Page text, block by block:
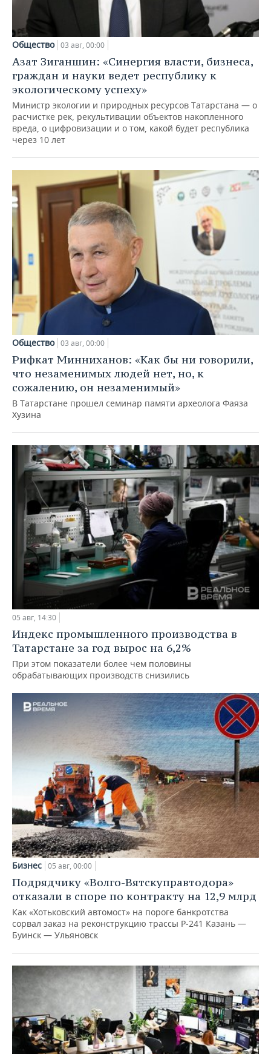
Общество 03 авг, 00:00
Азат Зиганшин: «Синергия власти, бизнеса,
граждан и науки ведет республику к
экологическому успеху»
Министр экологии и природных ресурсов Татарстана — о
расчистке рек, рекультивации объектов накопленного
вреда, о цифровизации и о том, какой будет республика
через 10 лет
Общество 03 авг, 00:00
Рифкат Минниханов: «Как бы ни говорили,
что незаменимых людей нет, но, к
сожалению, он незаменимый»
В Татарстане прошел семинар памяти археолога Фаяза
Хузина
05 авг, 14:30
Индекс промышленного производства в
Татарстане за год вырос на 6,2%
При этом показатели более чем половины
обрабатывающих производств снизились
Бизнес 05 авг, 00:00
Подрядчику «Волго-Вятскуправтодора»
отказали в споре по контракту на 12,9 млрд
Как «Хотьковский автомост» на пороге банкротства
сорвал заказ на реконструкцию трассы Р‑241 Казань —
Буинск — Ульяновск